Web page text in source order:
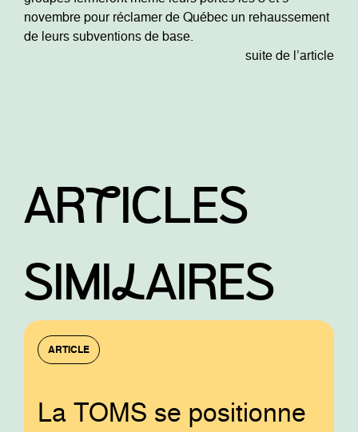
novembre pour réclamer de Québec un rehaussement
de leurs subventions de base.
suite de l’article
ARtICLES
SIMIlAIRES
ARTICLE
La TOMS se positionne